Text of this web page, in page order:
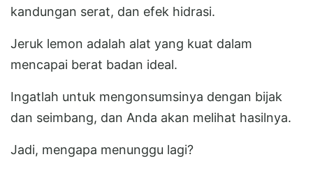
kandungan serat, dan efek hidrasi.
Jeruk lemon adalah alat yang kuat dalam
mencapai berat badan ideal.
Ingatlah untuk mengonsumsinya dengan bijak
dan seimbang, dan Anda akan melihat hasilnya.
Jadi, mengapa menunggu lagi?